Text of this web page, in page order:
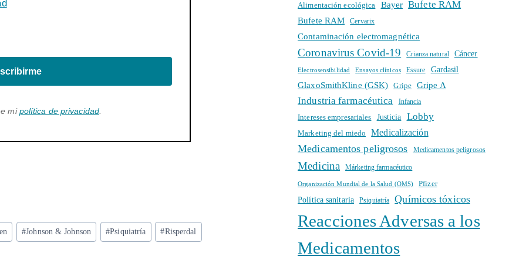
mipolítica de privacidad
#Johnson & Johnson #Psiquiatría #Risperdal
Alimentación ecológica Bayer Bufete RAM
Bufete RAM Cervarix
Contaminación electromagnética
Coronavirus Covid-19 Crianza natural Cáncer
Electrosensibilidad Ensayos clínicos Essure Gardasil
GlaxoSmithKline (GSK) Gripe Gripe A
Industria farmacéutica Infancia
Intereses empresariales Justicia Lobby
Marketing del miedo Medicalización
Medicamentos peligrosos Medicamentos peligrosos
Medicina Márketing farmacéutico
Organización Mundial de la Salud (OMS) Pfizer
Política sanitaria Psiquiatría Químicos tóxicos
Reacciones Adversas a los
Medicamentos